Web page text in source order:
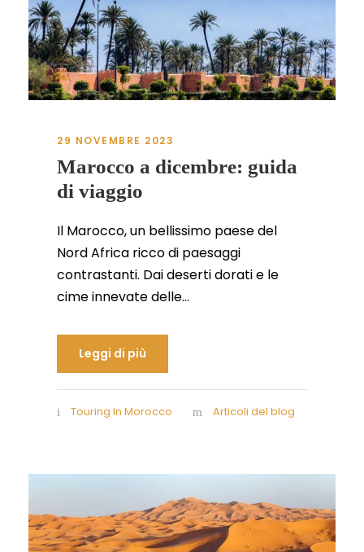
29 NOVEMBRE 2023
Marocco a dicembre: guida
di viaggio
Il Marocco, un bellissimo paese del
Nord Africa ricco di paesaggi
contrastanti. Dai deserti dorati e le
cime innevate delle...
Leggi di più
Touring In Morocco Articoli del blog